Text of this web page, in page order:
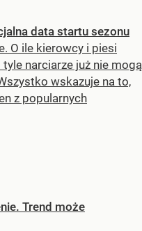
data startu sezonu
O ile kierowcy i piesi
narciarze już nie mogą
wskazuje na to,
z popularnych
Trend może